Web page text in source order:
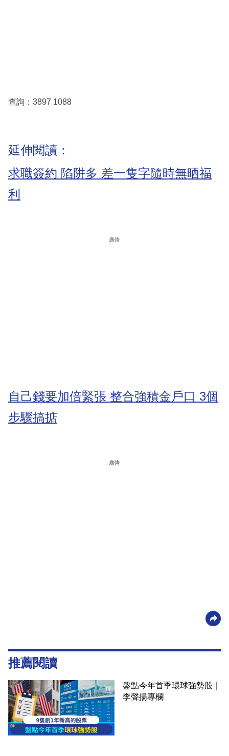
查詢：3897 1088
延伸閱讀：
求職簽約 陷阱多 差一隻字隨時無晒福
利
廣告
自己錢要加倍緊張 整合強積金戶口 3個
步驟搞掂
廣告
推薦閱讀
盤點今年首季環球強勢股｜
李聲揚專欄